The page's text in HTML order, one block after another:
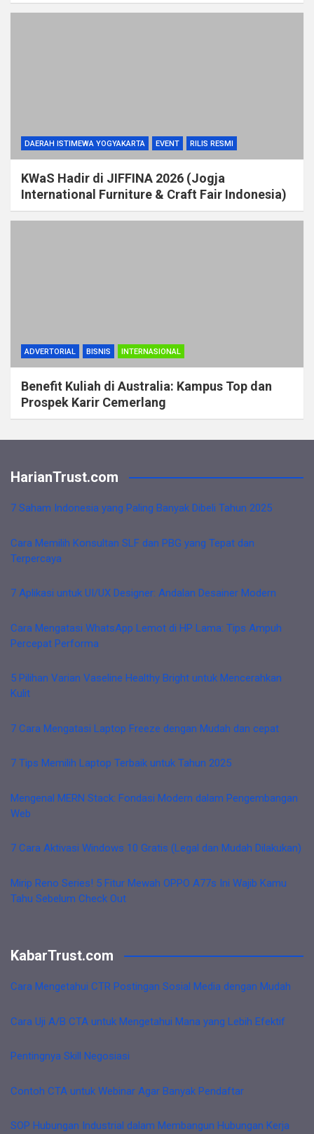
DAERAH ISTIMEWA YOGYAKARTA EVENT RILIS RESMI
KWaS Hadir di JIFFINA 2026 (Jogja
International Furniture & Craft Fair Indonesia)
ADVERTORIAL BISNIS INTERNASIONAL
Benefit Kuliah di Australia: Kampus Top dan
Prospek Karir Cemerlang
HarianTrust.com
7 Saham Indonesia yang Paling Banyak Dibeli Tahun 2025
Cara Memilih Konsultan SLF dan PBG yang Tepat dan
Terpercaya
7 Aplikasi untuk UI/UX Designer: Andalan Desainer Modern
Cara Mengatasi WhatsApp Lemot di HP Lama: Tips Ampuh
Percepat Performa
5 Pilihan Varian Vaseline Healthy Bright untuk Mencerahkan
Kulit
7 Cara Mengatasi Laptop Freeze dengan Mudah dan cepat
7 Tips Memilih Laptop Terbaik untuk Tahun 2025
Mengenal MERN Stack: Fondasi Modern dalam Pengembangan
Web
7 Cara Aktivasi Windows 10 Gratis (Legal dan Mudah Dilakukan)
Mirip Reno Series! 5 Fitur Mewah OPPO A77s Ini Wajib Kamu
Tahu Sebelum Check Out
KabarTrust.com
Cara Mengetahui CTR Postingan Sosial Media dengan Mudah
Cara Uji A/B CTA untuk Mengetahui Mana yang Lebih Efektif
Pentingnya Skill Negosiasi
Contoh CTA untuk Webinar Agar Banyak Pendaftar
SOP Hubungan Industrial dalam Membangun Hubungan Kerja